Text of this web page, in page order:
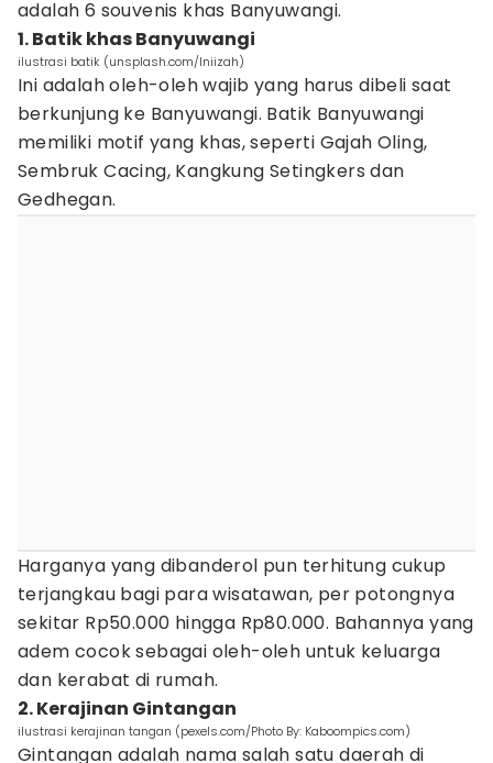
adalah 6 souvenis khas Banyuwangi.
1. Batik khas Banyuwangi
ilustrasi batik (unsplash.com/Iniizah)
Ini adalah oleh-oleh wajib yang harus dibeli saat
berkunjung ke Banyuwangi. Batik Banyuwangi
memiliki motif yang khas, seperti Gajah Oling,
Sembruk Cacing, Kangkung Setingkers dan
Gedhegan.
Harganya yang dibanderol pun terhitung cukup
terjangkau bagi para wisatawan, per potongnya
sekitar Rp50.000 hingga Rp80.000. Bahannya yang
adem cocok sebagai oleh-oleh untuk keluarga
dan kerabat di rumah.
2. Kerajinan Gintangan
ilustrasi kerajinan tangan (pexels.com/Photo By: Kaboompics.com)
Gintangan adalah nama salah satu daerah di